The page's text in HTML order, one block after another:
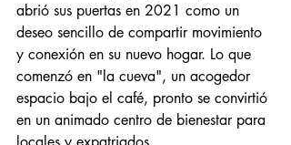
abrió sus puertas en 2021 como un
deseo sencillo de compartir movimiento
y conexión en su nuevo hogar. Lo que
comenzó en "la cueva", un acogedor
espacio bajo el café, pronto se convirtió
en un animado centro de bienestar para